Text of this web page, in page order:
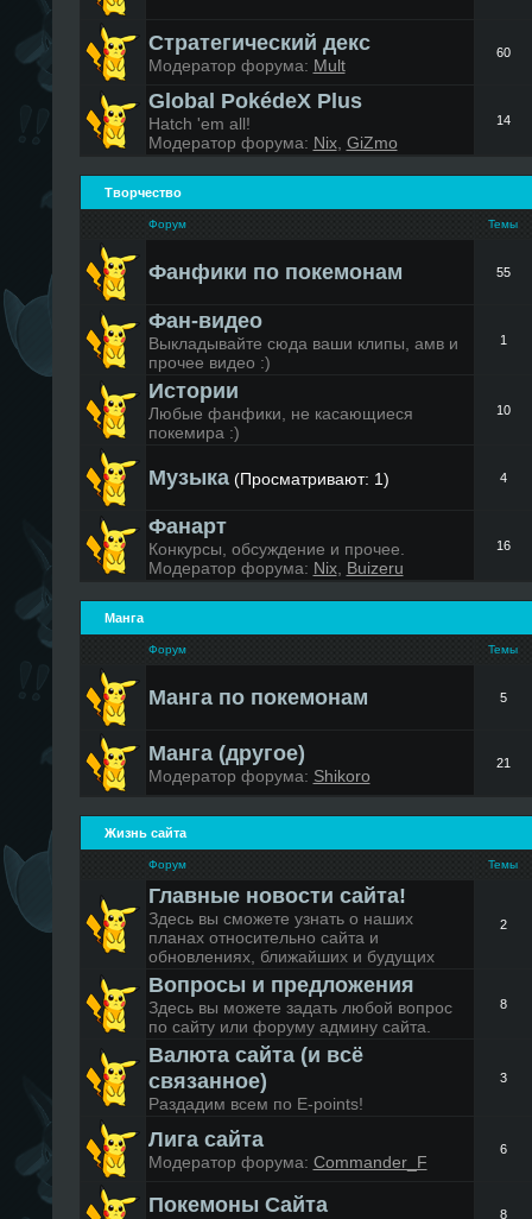
Стратегический декс
Модератор форума: Mult
60
Global PokédeX Plus
Hatch 'em all!
Модератор форума: Nix, GiZmo
14
Творчество
Форум Темы
Фанфики по покемонам 55
Фан-видео
Выкладывайте сюда ваши клипы, амв и
прочее видео :)
1
Истории
Любые фанфики, не касающиеся
покемира :)
10
Музыка (Просматривают: 1) 4
Фанарт
Конкурсы, обсуждение и прочее.
Модератор форума: Nix, Buizeru
16
Манга
Форум Темы
Манга по покемонам 5
Манга (другое)
Модератор форума: Shikoro
21
Жизнь сайта
Форум Темы
Главные новости сайта!
Здесь вы сможете узнать о наших
планах относительно сайта и
обновлениях, ближайших и будущих
2
Вопросы и предложения
Здесь вы можете задать любой вопрос
по сайту или форуму админу сайта.
8
Валюта сайта (и всё
связанное)
Раздадим всем по Е-points!
3
Лига сайта
Модератор форума: Commander_F
6
Покемоны Сайта 8